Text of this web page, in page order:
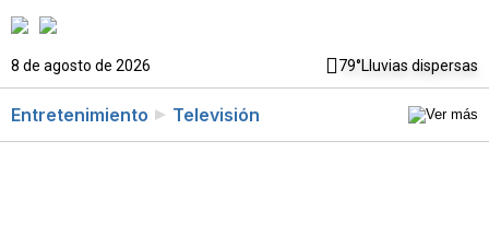
8 de agosto de 2026 79°Lluvias dispersas
Entretenimiento Televisión